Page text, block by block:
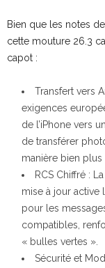
Bien que les notes
cette mouture 26.3
capot :
Transfert vers
exigences
de l’iPhone vers
de transférer
manière bien
RCS Chiffré :
mise à jour
pour les
compatibles,
« bulles vertes ».
Sécurité et